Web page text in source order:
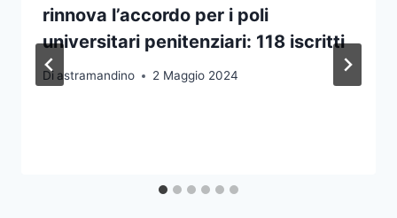
rinnova l’accordo per i poli
universitari penitenziari: 118 iscritti
Di astramandino 2 Maggio 2024